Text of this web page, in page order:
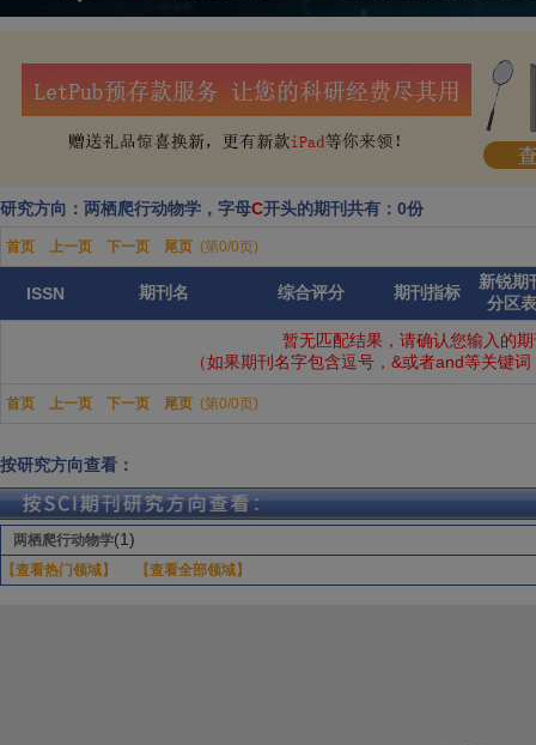
研究方向：两栖爬行动物学，字母C开头的期刊共有：0份
首页 上一页 下一页 尾页 (第0/0页)
ISSN 期刊名 综合评分 期刊指标
新锐期
分区
暂无匹配结果，请确认您输入的
（如果期刊名字包含逗号，&或者and等关键
首页 上一页 下一页 尾页 (第0/0页)
按研究方向查看：
两栖爬行动物学(1)
【查看热门领域】 【查看全部领域】